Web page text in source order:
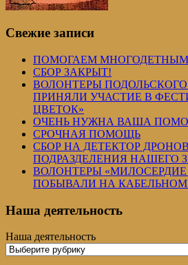
Свежие записи
ПОМОГАЕМ МНОГОДЕТНЫМ
СБОР ЗАКРЫТ!
ВОЛОНТЕРЫ
ПРИНЯЛИ УЧАСТИЕ В
ЦВЕТОК»
ОЧЕНЬ НУЖНА ВАША
СРОЧНАЯ ПОМОЩЬ
СБОР НА ДЕТЕКТОР ДРОНОВ
ПОДРАЗДЕЛЕНИЯ НАШЕГО
ВОЛОНТЕРЫ
ПОБЫВАЛИ НА КАБЕЛЬНОМ
Наша деятельность
Наша деятельность